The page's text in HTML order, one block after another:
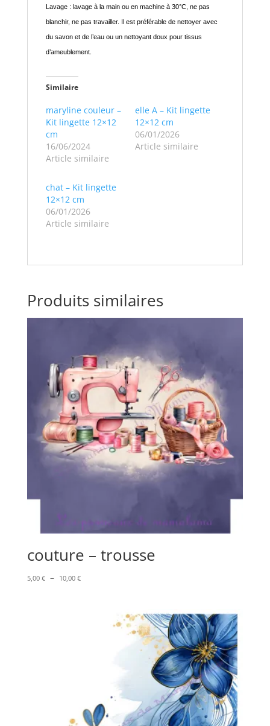
Lavage : lavage à la main ou en machine à 30°C, ne pas
blanchir, ne pas travailler. Il est préférable de nettoyer avec
du savon et de l’eau ou un nettoyant doux pour tissus
d’ameublement.
Similaire
maryline couleur –
Kit lingette 12×12
cm
16/06/2024
Article similaire
elle A – Kit lingette
12×12 cm
06/01/2026
Article similaire
chat – Kit lingette
12×12 cm
06/01/2026
Article similaire
Produits similaires
couture – trousse
5,00 € – 10,00 €Plage